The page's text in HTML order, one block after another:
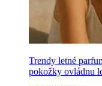
Trendy letné
pokožky ovládnu